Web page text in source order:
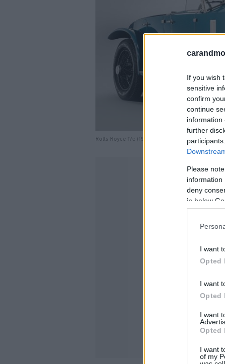
If you wish
sensitive
confirm
continue
information
further
Please
information
deny
in below
I want
Opted
I want
Opted
I want
Opted
I want
of my
Rolls-Royce 17e (1928)